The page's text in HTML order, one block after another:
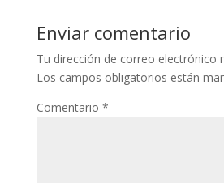
Enviar comentario
Tu dirección de correo electrónico
Los campos obligatorios están
Comentario *